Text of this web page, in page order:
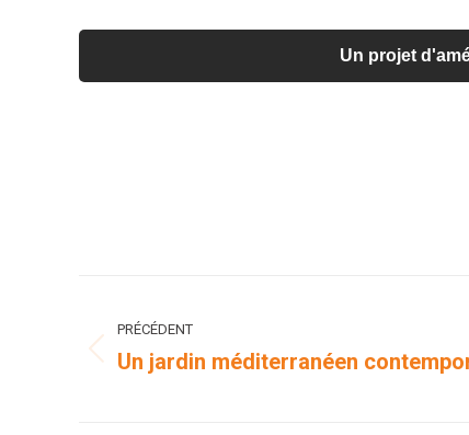
Un projet
dePRÉCÉDENT
Onglet
Un jardin méditerranéen